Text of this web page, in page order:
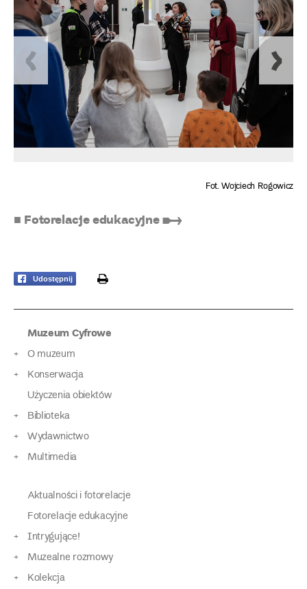
Fot. Wojciech Rogowicz
■ Fotorelacje edukacyjne ➸
Udostępnij print
Muzeum Cyfrowe
O muzeum
Konserwacja
Użyczenia obiektów
Biblioteka
Wydawnictwo
Multimedia
Aktualności i fotorelacje
Fotorelacje edukacyjne
Intrygujące!
Muzealne rozmowy
Kolekcja